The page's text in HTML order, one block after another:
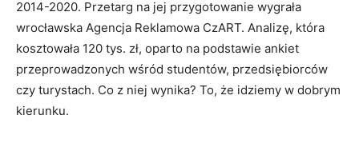
2014-2020. Przetarg na jej przygotowanie wygrała
wrocławska Agencja Reklamowa CzART. Analizę, która
kosztowała 120 tys. zł, oparto na podstawie ankiet
przeprowadzonych wśród studentów, przedsiębiorców
czy turystach. Co z niej wynika? To, że idziemy w dobrym
kierunku.